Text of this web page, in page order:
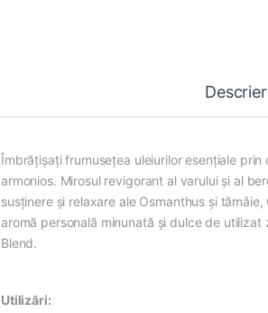
Îmbrățișați frumusețea uleiurilor esențiale
armonios. Mirosul revigorant al varului și al
susținere și relaxare ale Osmanthus și
aromă personală minunată și dulce de
Blend.
Utilizări: